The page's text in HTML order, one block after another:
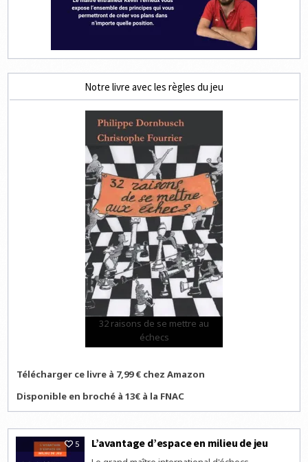
Notre livre avec les règles du jeu
32 raisons de se mettre au
échecs
Télécharger ce livre à 7,99 € chez Amazon
Disponible en broché à 13€ à la FNAC
5 L’avantage d’espace en milieu de jeu